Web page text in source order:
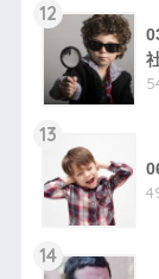
12
13
14